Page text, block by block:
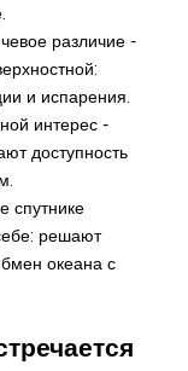
различие -
и испарения.
интерес -
доступность
спутнике
решают
океана с